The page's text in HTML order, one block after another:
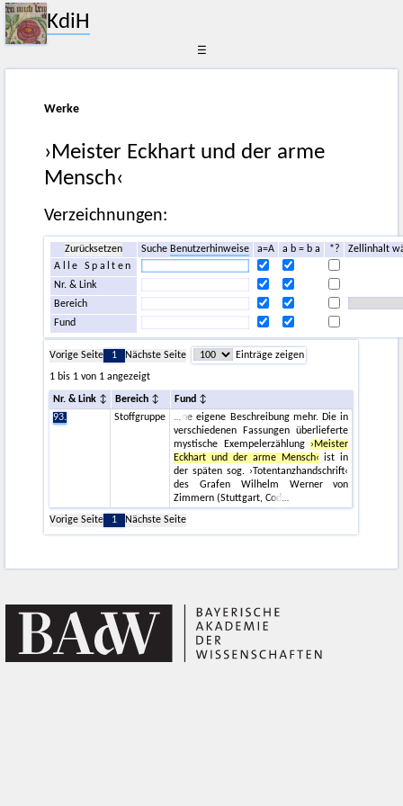
KdiH
☰
Werke
›Meister Eckhart und der arme
Mensch‹
Verzeichnungen:
Zurücksetzen SucheBenutzerhinweise a=A a b = b a *?
Zellinhalt
Alle Spalten
Nr. & Link
Bereich
Fund
Vorige Seite 1 Nächste Seite
Einträge zeigen
1 bis 1 von 1 angezeigt
Nr. & Link Bereich
Fund
93.
Stoffgruppe
ne eigene Beschreibung mehr. Die in
verschiedenen Fassungen überlieferte
mystische Exempelerzählung ›Meister
Eckhart und der arme Mensch‹ ist in
der späten sog. ›Totentanzhandschrift‹
des Grafen Wilhelm Werner von
Zimmern (Stuttgart, Cod
Vorige Seite
1 Nächste Seite